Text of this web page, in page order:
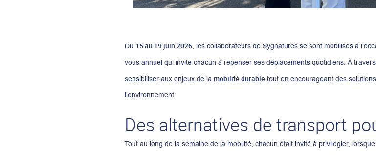
Du 15 au 19 juin 2026, les collaborateurs de Sygnatures se sont mobilisés à
vous annuel qui invite chacun à repenser ses déplacements quotidiens. À
sensibiliser aux enjeux de lamobilité durable tout en encourageant des
l’environnement.
Des alternatives de transport
Tout au long de la semaine de la mobilité, chacun était invité à privilégier,